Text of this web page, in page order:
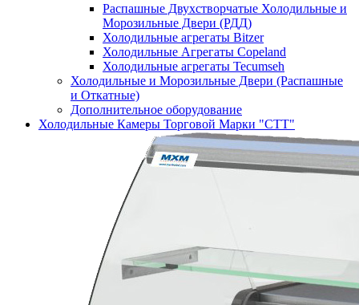
Распашные Двухстворчатые Холодильные и
Морозильные Двери (РДД)
Холодильные агрегаты Bitzer
Холодильные Агрегаты Copeland
Холодильные агрегаты Tecumseh
Холодильные и Морозильные Двери (Распашные
и Откатные)
Дополнительное оборудование
Холодильные Камеры Торговой Марки "СТТ"